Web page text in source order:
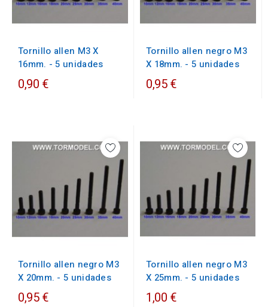
Tornillo allen M3 X
16mm. - 5 unidades
0,90 €
Tornillo allen negro M3
X 18mm. - 5 unidades
0,95 €
Tornillo allen negro M3
X 20mm. - 5 unidades
0,95 €
Tornillo allen negro M3
X 25mm. - 5 unidades
1,00 €